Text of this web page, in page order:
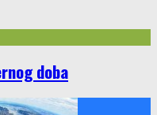
doba